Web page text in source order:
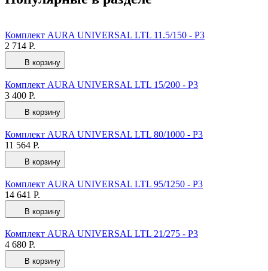
Комплект AURA UNIVERSAL LTL 11.5/150 - Р3
2 714 Р.
В корзину
Комплект AURA UNIVERSAL LTL 15/200 - Р3
3 400 Р.
В корзину
Комплект AURA UNIVERSAL LTL 80/1000 - Р3
11 564 Р.
В корзину
Комплект AURA UNIVERSAL LTL 95/1250 - Р3
14 641 Р.
В корзину
Комплект AURA UNIVERSAL LTL 21/275 - Р3
4 680 Р.
В корзину